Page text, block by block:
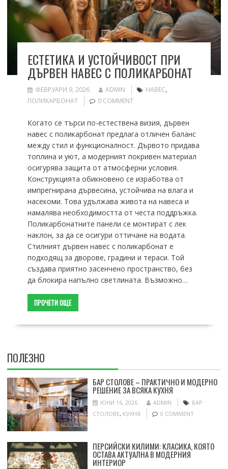
ЕСТЕТИКА И УСТОЙЧИВОСТ ПРИ
ДЪРВЕН НАВЕС С ПОЛИКАРБОНАТ
ФЕВРУАРИ 9, 2026 ADMIN НАВЕС,
ПОЛИКАРБОНАТ
0 COMMENT
Когато се търси по-естествена визия, дървен
навес с поликарбонат предлага отличен баланс
между стил и функционалност. Дървото придава
топлина и уют, а модерният покривен материал
осигурява защита от атмосферни условия.
Конструкцията обикновено се изработва от
импрегнирана дървесина, устойчива на влага и
насекоми. Това удължава живота на навеса и
намалява необходимостта от честа поддръжка.
Поликарбонатните панели се монтират с лек
наклон, за да се осигури оттичане на водата.
Стилният дървен навес с поликарбонат е
подходящ за дворове, градини и тераси. Той
създава приятно засенчено пространство, без
да блокира напълно светлината. Възможно…
ПРОЧЕТИ ОЩЕ
ПОЛЕЗНО
БАР СТОЛОВЕ – ПРАКТИЧНО И МОДЕРНО
РЕШЕНИЕ ЗА ВСЯКА КУХНЯ
ЮНИ 16, 2026 ADMIN
БАР
СТОЛОВЕ, КУХНЯ 0 COMMENT
ПЕРСИЙСКИ КИЛИМИ: КЛАСИКА, КОЯТО
ОСТАВА АКТУАЛНА В МОДЕРНИЯ
ИНТЕРИОР